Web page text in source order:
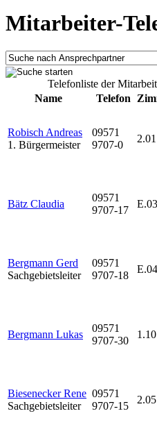
Mitarbeiter-
Telefonliste der
Name
Telefon
Robisch Andreas
1. Bürgermeister
09571
9707-0
2.01
Bätz Claudia
09571
9707-17
E.03
Bergmann Gerd
Sachgebietsleiter
09571
9707-18
E.04
Bergmann Lukas
09571
9707-30
1.10
Biesenecker Rene
Sachgebietsleiter
09571
9707-15
2.05